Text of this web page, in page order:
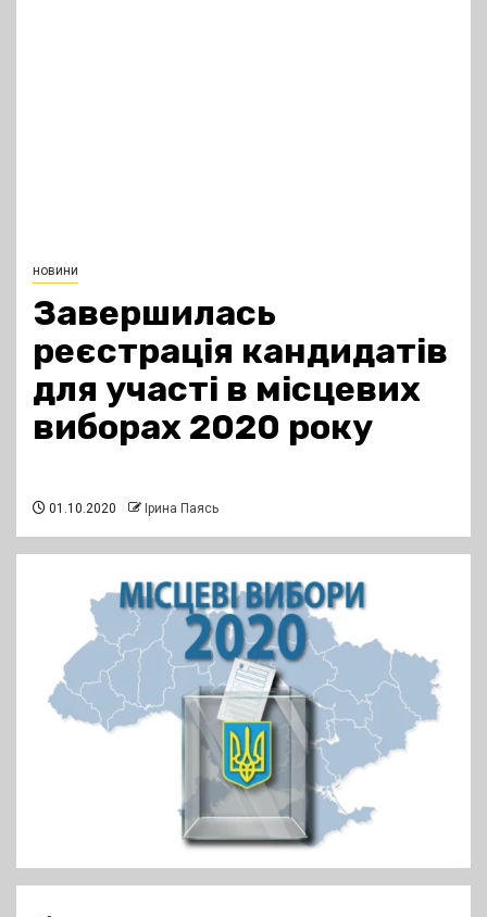
новини
Завершилась
реєстрація кандидатів
для участі в місцевих
виборах 2020 року
01.10.2020 Ірина Паясь